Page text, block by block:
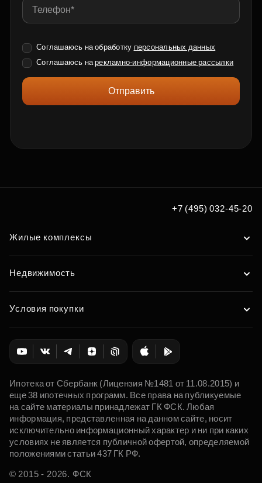
Соглашаюсь на обработку персональных данных
Соглашаюсь нарекламно-информационные рассылки
Отправить
+7 (495) 032-45-20
Жилые комплексы
Недвижимость
Условия покупки
Ипотека от Сбербанк (Лицензия №1481 от 11.08.2015) и
еще 38 ипотечных программ. Все права на публикуемые
на сайте материалы принадлежат ГК ФСК. Любая
информация, представленная на данном сайте, носит
исключительно информационный характер и ни при каких
условиях не является публичной офертой, определяемой
положениями статьи 437 ГК РФ.
© 2015 - 2026. ФСК